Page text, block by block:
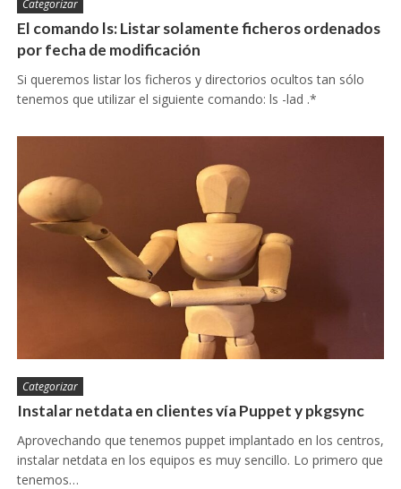
Categorizar
El comando ls: Listar solamente ficheros ordenados
por fecha de modificación
Si queremos listar los ficheros y directorios ocultos tan sólo
tenemos que utilizar el siguiente comando: ls -lad .*
Categorizar
Instalar netdata en clientes vía Puppet y pkgsync
Aprovechando que tenemos puppet implantado en los centros,
instalar netdata en los equipos es muy sencillo. Lo primero que
tenemos…